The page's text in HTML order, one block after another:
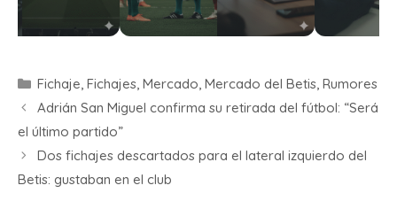
Fichaje, Fichajes, Mercado, Mercado del Betis, Rumores
Adrián San Miguel confirma su retirada del fútbol: “Será
el último partido”
Dos fichajes descartados para el lateral izquierdo del
Betis: gustaban en el club